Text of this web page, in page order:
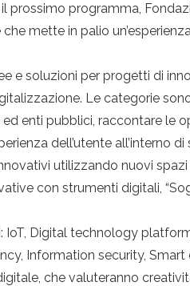
prossimo programma,
mette in palio
e soluzioni per progetti di
Le categorie
enti pubblici, raccontare le
dell’utente
utilizzando nuovi
con strumenti digitali,
Digital technology
Information security,
che valuteranno